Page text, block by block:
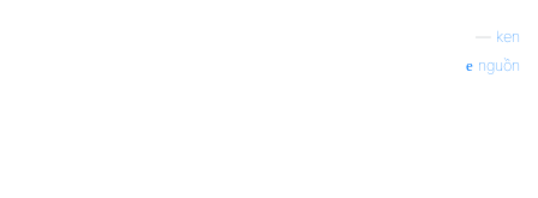
ken
nguồn